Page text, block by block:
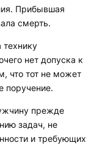
Прибывшая
смерть.
технику
нет допуска к
что тот не может
поручение.
прежде
задач, не
и требующих